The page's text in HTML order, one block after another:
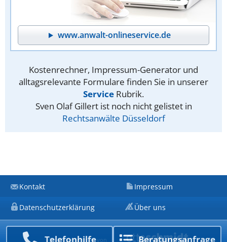
www.anwalt-onlineservice.de
Kostenrechner, Impressum-Generator und
alltagsrelevante Formulare finden Sie in unserer
Service Rubrik.
Sven Olaf Gillert ist noch nicht gelistet in
Rechtsanwälte Düsseldorf
Telefon­hilfe Beratungs­anfrage
Kontakt Impressum
Datenschutzerklärung Über uns
Ein Unternehmen von